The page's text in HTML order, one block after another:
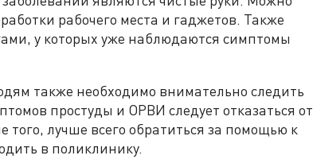
рабочего места и гаджетов. Также
у которых уже наблюдаются симптомы
также необходимо внимательно следить
простуды и ОРВИ следует отказаться от
того, лучше всего обратиться за помощью к
в поликлинику.